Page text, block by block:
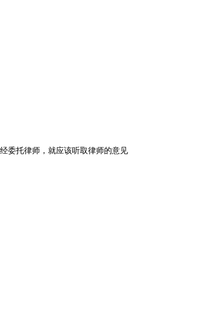
委托律师，就应该听取律师的意见